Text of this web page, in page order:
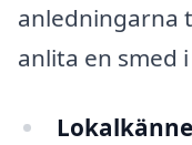
anledningarna
anlita en smed